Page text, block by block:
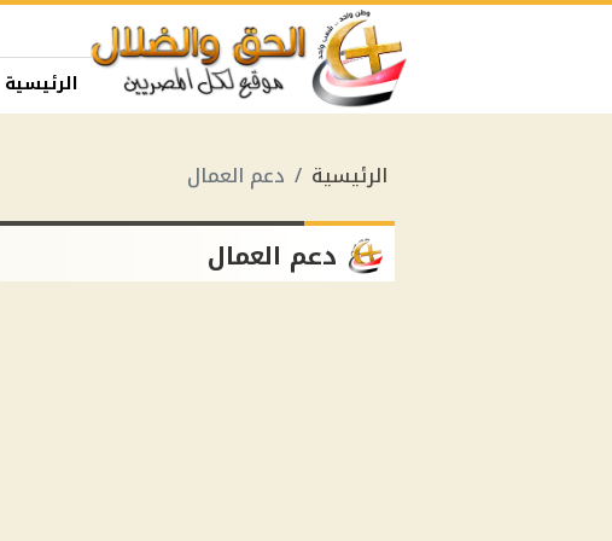
الرئيسية
الرئيسية دعم العمال
دعم العمال